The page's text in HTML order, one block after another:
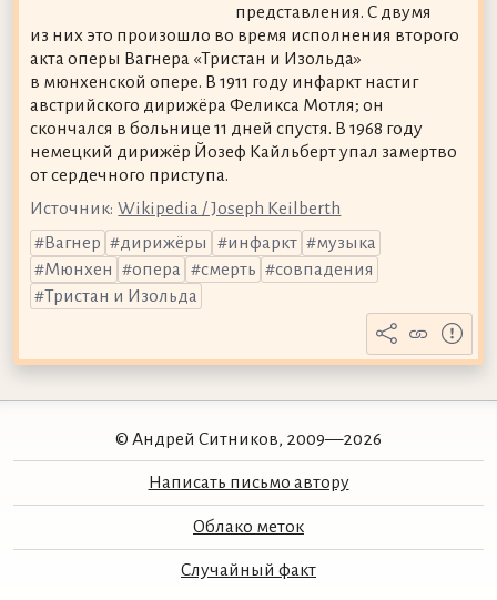
представления. С двумя
из них это произошло во время исполнения второго
акта оперы Вагнера «Тристан и Изольда»
в мюнхенской опере. В 1911 году инфаркт настиг
австрийского дирижёра Феликса Мотля; он
скончался в больнице 11 дней спустя. В 1968 году
немецкий дирижёр Йозеф Кайльберт упал замертво
от сердечного приступа.
Источник: Wikipedia / Joseph Keilberth
Вагнер
дирижёры инфаркт
музыка
Мюнхен
опера смерть
совпадения
Тристан и Изольда
© Андрей Ситников, 2009—2026
Написать письмо автору
Облако меток
Случайный факт